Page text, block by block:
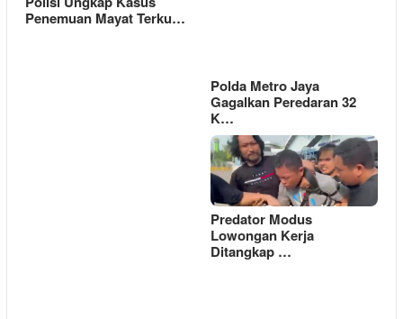
Penemuan Mayat Terku…
Polda Metro Jaya
Gagalkan Peredaran 32
K…
Predator Modus
Lowongan Kerja
Ditangkap …